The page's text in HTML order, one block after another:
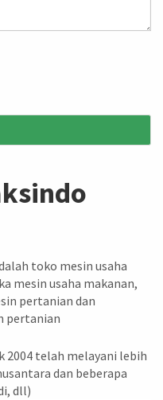
toko mesin usaha
mesin usaha makanan,
pertanian dan
pertanian
2004 telah melayani lebih
dan beberapa
dll)